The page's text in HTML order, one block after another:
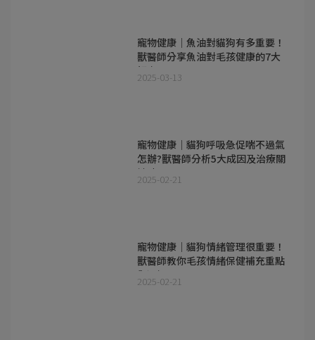
寵物健康｜魚油對貓狗有多重要！
獸醫師分享魚油對毛孩健康的7大
好處
2025-03-13
寵物健康｜貓狗呼吸急促喘不過氣
怎辦?獸醫師分析5大成因及治療關
鍵時間
2025-02-21
寵物健康｜貓狗情緒管理很重要！
獸醫師教你毛孩情緒保健補充重點
與選擇
2025-02-21